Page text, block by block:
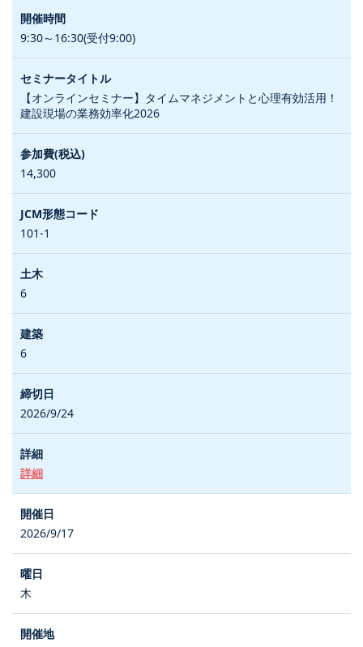
9:30～16:30(受付9:00)
【オンラインセミナー】タイムマネジメントと心理有効活用！
建設現場の業務効率化2026
14,300
101-1
6
6
2026/9/24
詳細
2026/9/17
木